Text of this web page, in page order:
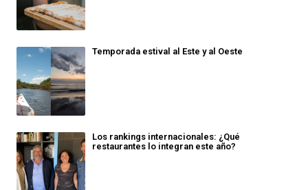
Temporada estival al Este y al Oeste
Los rankings internacionales: ¿Qué
restaurantes lo integran este año?